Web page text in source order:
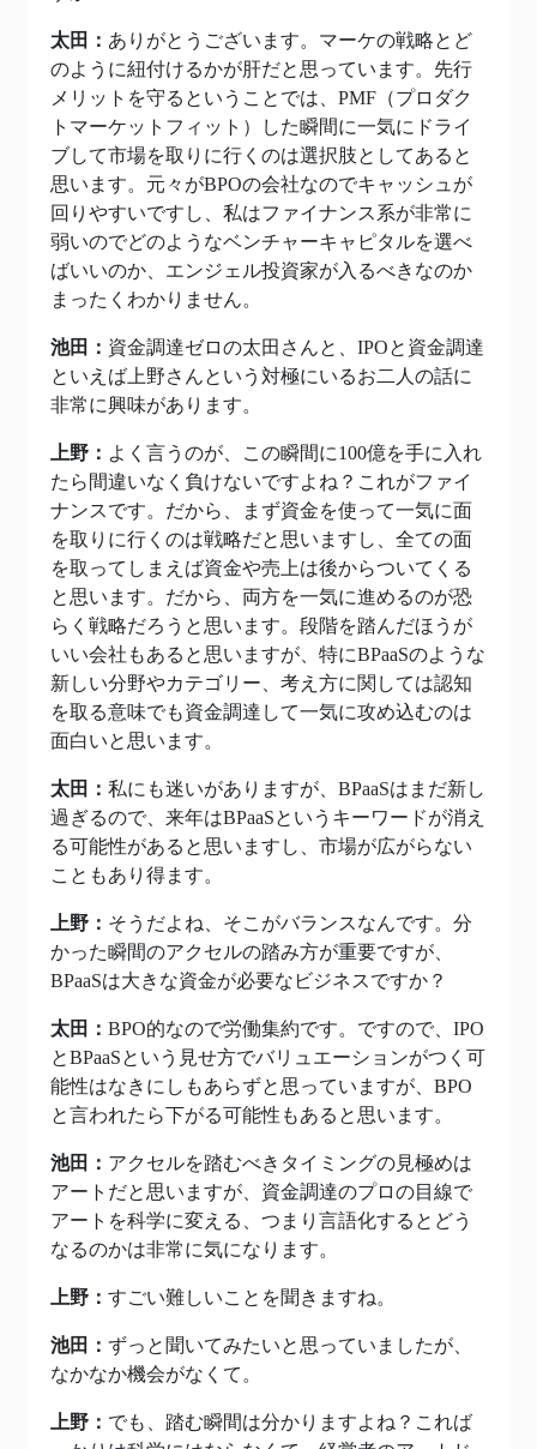
太田： ありがとうございます。マーケの戦略とど
のように紐付けるかが肝だと思っています。先行
メリットを守るということでは、PMF（プロダク
トマーケットフィット）した瞬間に一気にドライ
ブして市場を取りに行くのは選択肢としてあると
思います。元々がBPOの会社なのでキャッシュが
回りやすいですし、私はファイナンス系が非常に
弱いのでどのようなベンチャーキャピタルを選べ
ばいいのか、エンジェル投資家が入るべきなのか
まったくわかりません。
池田： 資金調達ゼロの太田さんと、IPOと資金調達
といえば上野さんという対極にいるお二人の話に
非常に興味があります。
上野： よく言うのが、この瞬間に100億を手に入れ
たら間違いなく負けないですよね？これがファイ
ナンスです。だから、まず資金を使って一気に面
を取りに行くのは戦略だと思いますし、全ての面
を取ってしまえば資金や売上は後からついてくる
と思います。だから、両方を一気に進めるのが恐
らく戦略だろうと思います。段階を踏んだほうが
いい会社もあると思いますが、特にBPaaSのような
新しい分野やカテゴリー、考え方に関しては認知
を取る意味でも資金調達して一気に攻め込むのは
面白いと思います。
太田： 私にも迷いがありますが、BPaaSはまだ新し
過ぎるので、来年はBPaaSというキーワードが消え
る可能性があると思いますし、市場が広がらない
こともあり得ます。
上野： そうだよね、そこがバランスなんです。分
かった瞬間のアクセルの踏み方が重要ですが、
BPaaSは大きな資金が必要なビジネスですか？
太田： BPO的なので労働集約です。ですので、IPO
とBPaaSという見せ方でバリュエーションがつく可
能性はなきにしもあらずと思っていますが、BPO
と言われたら下がる可能性もあると思います。
池田： アクセルを踏むべきタイミングの見極めは
アートだと思いますが、資金調達のプロの目線で
アートを科学に変える、つまり言語化するとどう
なるのかは非常に気になります。
上野： すごい難しいことを聞きますね。
池田： ずっと聞いてみたいと思っていましたが、
なかなか機会がなくて。
上野： でも、踏む瞬間は分かりますよね？これば